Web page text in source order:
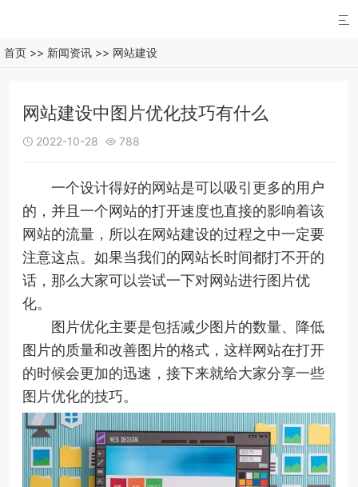

首页 >> 新闻资讯 >> 网站建设
网站建设中图片优化技巧有什么
 2022-10-28  788
一个设计得好的网站是可以吸引更多的用户
的，并且一个网站的打开速度也直接的影响着该
网站的流量，所以在网站建设的过程之中一定要
注意这点。如果当我们的网站长时间都打不开的
话，那么大家可以尝试一下对网站进行图片优
化。
图片优化主要是包括减少图片的数量、降低
图片的质量和改善图片的格式，这样网站在打开
的时候会更加的迅速，接下来就给大家分享一些
图片优化的技巧。